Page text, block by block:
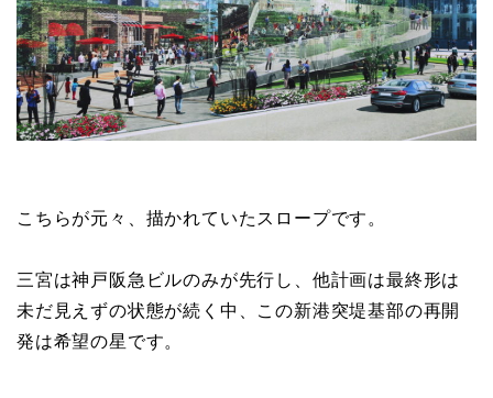
こちらが元々、描かれていたスロープです。
三宮は神戸阪急ビルのみが先行し、他計画は最終形は
未だ見えずの状態が続く中、この新港突堤基部の再開
発は希望の星です。